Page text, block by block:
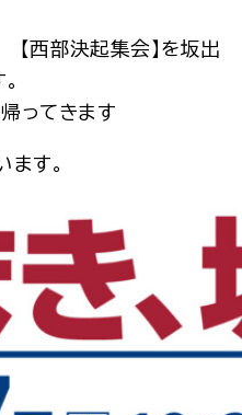
西部決起集会】を坂出
ってきます
す。